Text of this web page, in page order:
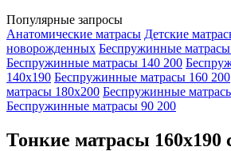
Популярные запросы
Анатомические матрасы Детские
новорожденных Беспружинные
Беспружинные матрасы 140 200
140х190 Беспружинные матрасы 160 200
матрасы 180х200 Беспружинные
Беспружинные матрасы 90 200
Тонкие матрасы 160х190